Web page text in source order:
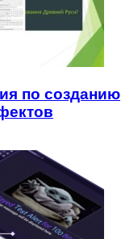
по созданию